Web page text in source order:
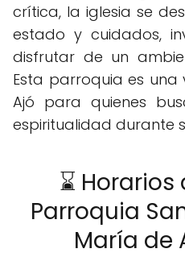
crítica, la iglesia se
estado y cuidados,
disfrutar de un
Esta parroquia es
Ajó para quienes
espiritualidad durante
⌛
Parroquia
María de